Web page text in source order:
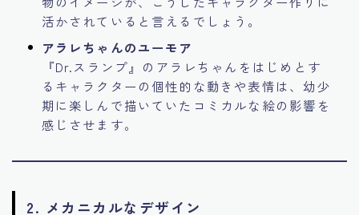
活かされていると言えるでしょう。
アラレちゃんのユーモア
『Dr.スランプ』のアラレちゃんをはじめとす
るキャラクターの個性的な動きや表情は、幼少
期に楽しんで描いていたコミカルな絵の影響を
感じさせます。
2. メカニカルなデザイン